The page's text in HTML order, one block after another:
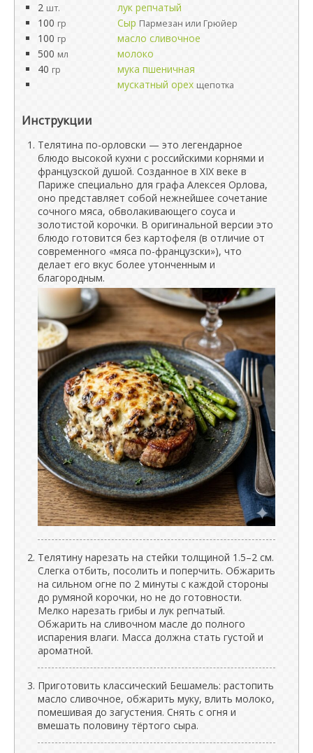
2 шт.
лук репчатый
100 гр Сыр Пармезан или Грюйер
100 гр
масло сливочное
500 мл
молоко
40 гр
мука пшеничная
мускатный орех щепотка
Инструкции
Телятина по-орловски — это легендарное
блюдо высокой кухни с российскими корнями и
французской душой. Созданное в XIX веке в
Париже специально для графа Алексея Орлова,
оно представляет собой нежнейшее сочетание
сочного мяса, обволакивающего соуса и
золотистой корочки. В оригинальной версии это
блюдо готовится без картофеля (в отличие от
современного «мяса по-французски»), что
делает его вкус более утонченным и
благородным.
Телятину нарезать на стейки толщиной 1.5–2 см.
Слегка отбить, посолить и поперчить. Обжарить
на сильном огне по 2 минуты с каждой стороны
до румяной корочки, но не до готовности.
Мелко нарезать грибы и лук репчатый.
Обжарить на сливочном масле до полного
испарения влаги. Масса должна стать густой и
ароматной.
Приготовить классический Бешамель: растопить
масло сливочное, обжарить муку, влить молоко,
помешивая до загустения. Снять с огня и
вмешать половину тёртого сыра.